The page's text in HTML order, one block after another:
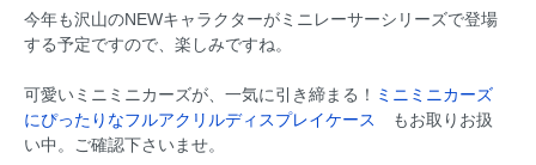
今年も沢山のNEWキャラクターがミニレーサーシリーズで登場
する予定ですので、楽しみですね。
可愛いミニミニカーズが、一気に引き締まる！ ミニミニカーズ
にぴったりなフルアクリルディスプレイケース
もお取りお扱
い中。ご確認下さいませ。